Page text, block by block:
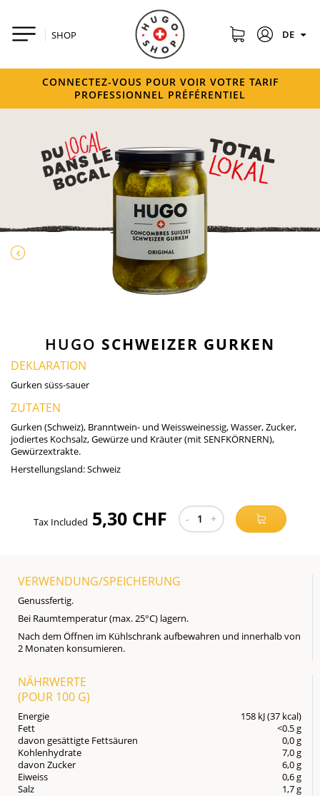
SHOP DE
CONNECTEZ-VOUS POUR VOIR VOTRE TARIF
PROFESSIONNEL PRÉFÉRENTIEL
HUGO SCHWEIZER GURKEN
DEKLARATION
Gurken süss-sauer
ZUTATEN
Gurken (Schweiz), Branntwein- und Weissweinessig, Wasser, Zucker,
jodiertes Kochsalz, Gewürze und Kräuter (mit SENFKÖRNERN),
Gewürzextrakte.
Herstellungsland:Schweiz
Tax Included 5,30 CHF - 1 +
VERWENDUNG/SPEICHERUNG
Genussfertig.
Bei Raumtemperatur (max. 25°C) lagern.
Nach dem Öffnen im Kühlschrank aufbewahren und innerhalb von
2 Monaten konsumieren.
NÄHRWERTE
(POUR 100 G)
Energie
158 kJ (37 kcal)
Fett
<0.5 g
davon gesättigte Fettsäuren
0,0 g
Kohlenhydrate
7,0 g
davon Zucker
6,0 g
Eiweiss
0,6 g
Salz
1,7 g